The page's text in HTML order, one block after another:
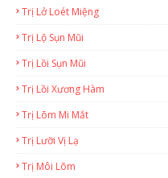
Trị Lở Loét Miệng
Trị Lộ Sụn Mũi
Trị Lồi Sụn Mũi
Trị Lồi Xương Hàm
Trị Lõm Mi Mắt
Trị Lưỡi Vị Lạ
Trị Môi Lõm